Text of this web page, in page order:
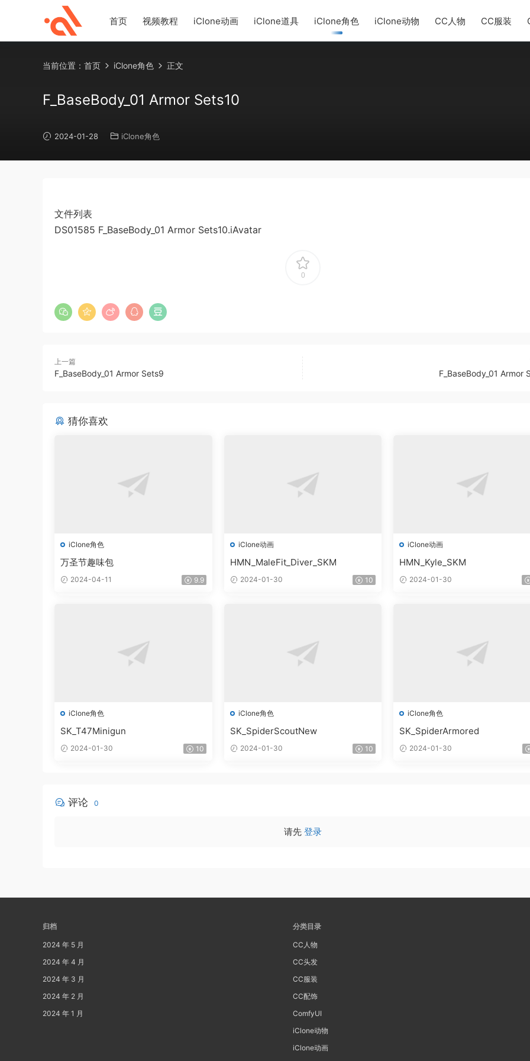
首页 视频教程 iClone动画 iClone道具 iClone角色 iClone动物 CC人物 CC服装
当前位置： 首页 iClone角色 正文
F_BaseBody_01 Armor Sets10
2024-01-28 iClone角色
文件列表
DS01585 F_BaseBody_01 Armor Sets10.iAvatar
0
上一篇
F_BaseBody_01 Armor Sets9 F_BaseBody_01 Armor
猜你喜欢
iClone角色
万圣节趣味包
2024-04-11 9.9
iClone动画
HMN_MaleFit_Diver_SKM
2024-01-30 10
iClone动画
HMN_Kyle_SKM
2024-01-30
iClone角色
SK_T47Minigun
2024-01-30 10
iClone角色
SK_SpiderScoutNew
2024-01-30 10
iClone角色
SK_SpiderArmored
2024-01-30
评论 0
请先 登录
归档
2024 年 5 月
2024 年 4 月
2024 年 3 月
2024 年 2 月
2024 年 1 月
分类目录
CC人物
CC头发
CC服装
CC配饰
ComfyUI
iClone动物
iClone动画